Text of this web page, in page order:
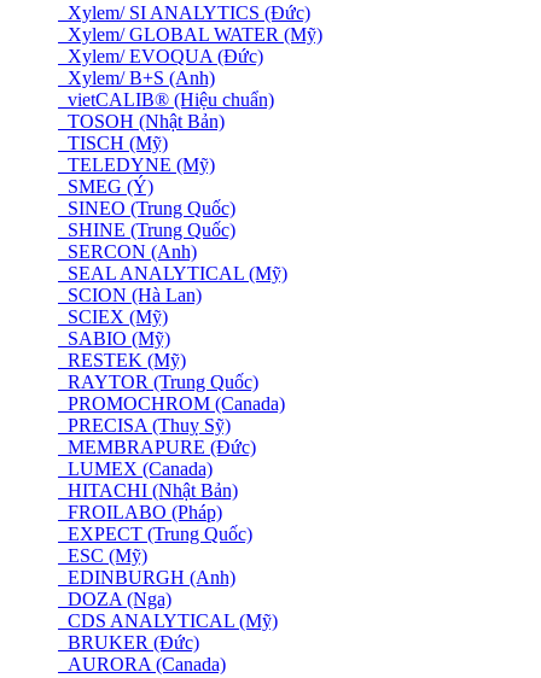
Xylem/ SI ANALYTICS (Đức)
Xylem/ GLOBAL WATER (Mỹ)
Xylem/ EVOQUA (Đức)
Xylem/ B+S (Anh)
vietCALIB® (Hiệu chuẩn)
TOSOH (Nhật Bản)
TISCH (Mỹ)
TELEDYNE (Mỹ)
SMEG (Ý)
SINEO (Trung Quốc)
SHINE (Trung Quốc)
SERCON (Anh)
SEAL ANALYTICAL (Mỹ)
SCION (Hà Lan)
SCIEX (Mỹ)
SABIO (Mỹ)
RESTEK (Mỹ)
RAYTOR (Trung Quốc)
PROMOCHROM (Canada)
PRECISA (Thuỵ Sỹ)
MEMBRAPURE (Đức)
LUMEX (Canada)
HITACHI (Nhật Bản)
FROILABO (Pháp)
EXPECT (Trung Quốc)
ESC (Mỹ)
EDINBURGH (Anh)
DOZA (Nga)
CDS ANALYTICAL (Mỹ)
BRUKER (Đức)
AURORA (Canada)